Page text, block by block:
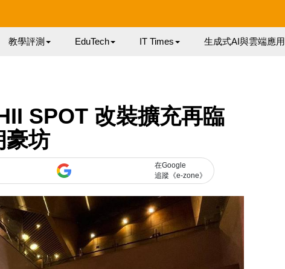
教學評測 EduTech IT Times 生成式AI與雲端應用
SPOT 改裝擴充再臨
豪坊
在Google
追蹤《e-zone》